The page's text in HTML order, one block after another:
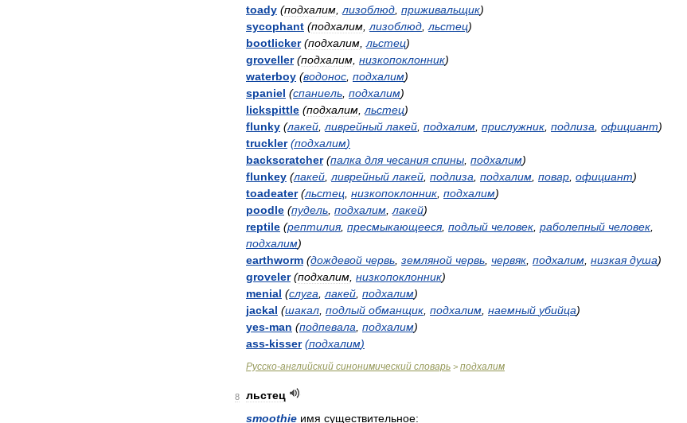
toady (подхалим лизоблюд приживальщик)
sycophant (подхалим лизоблюд льстец)
bootlicker (подхалим льстец)
groveller (подхалим низкопоклонник)
waterboy (водонос подхалим)
spaniel (спаниель подхалим)
lickspittle (подхалим льстец)
flunky (лакей ливрейный лакей подхалим прислужник подлиза официант)
truckler (подхалим)
backscratcher (палка для чесания спины подхалим)
flunkey (лакей ливрейный лакей подлиза подхалим повар официант)
toadeater (льстец низкопоклонник подхалим)
poodle (пудель подхалим лакей)
reptile (рептилия, пресмыкающееся, подлый человек раболепный человек
подхалим)
earthworm (дождевой червь земляной червь червяк подхалим низкая душа)
groveler (подхалим низкопоклонник)
menial (слуга лакей подхалим)
jackal (шакал подлый обманщик подхалим наемный убийца)
yes-man (подпевала подхалим)
ass-kisser (подхалим)
Русско-английский синонимический словарь > подхалим
8
льстец
smoothie имя существительное: